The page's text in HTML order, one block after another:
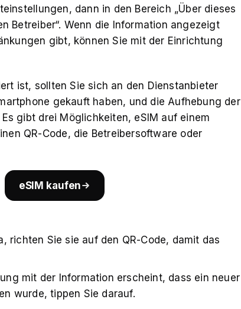
dann in den Bereich „Über dieses
Betreiber“. Wenn die Information angezeigt
gibt, können Sie mit der Einrichtung
ist, sollten Sie sich an den Dienstanbieter
gekauft haben, und die Aufhebung der
gibt drei Möglichkeiten, eSIM auf einem
QR-Code, die Betreibersoftware oder
eSIM kaufen
richten Sie sie auf den QR-Code, damit das
mit der Information erscheint, dass ein neuer
wurde, tippen Sie darauf.